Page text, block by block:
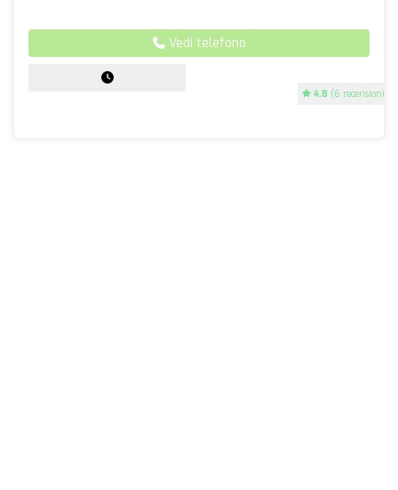
4.8 (6 recensioni)
Vedi telefono